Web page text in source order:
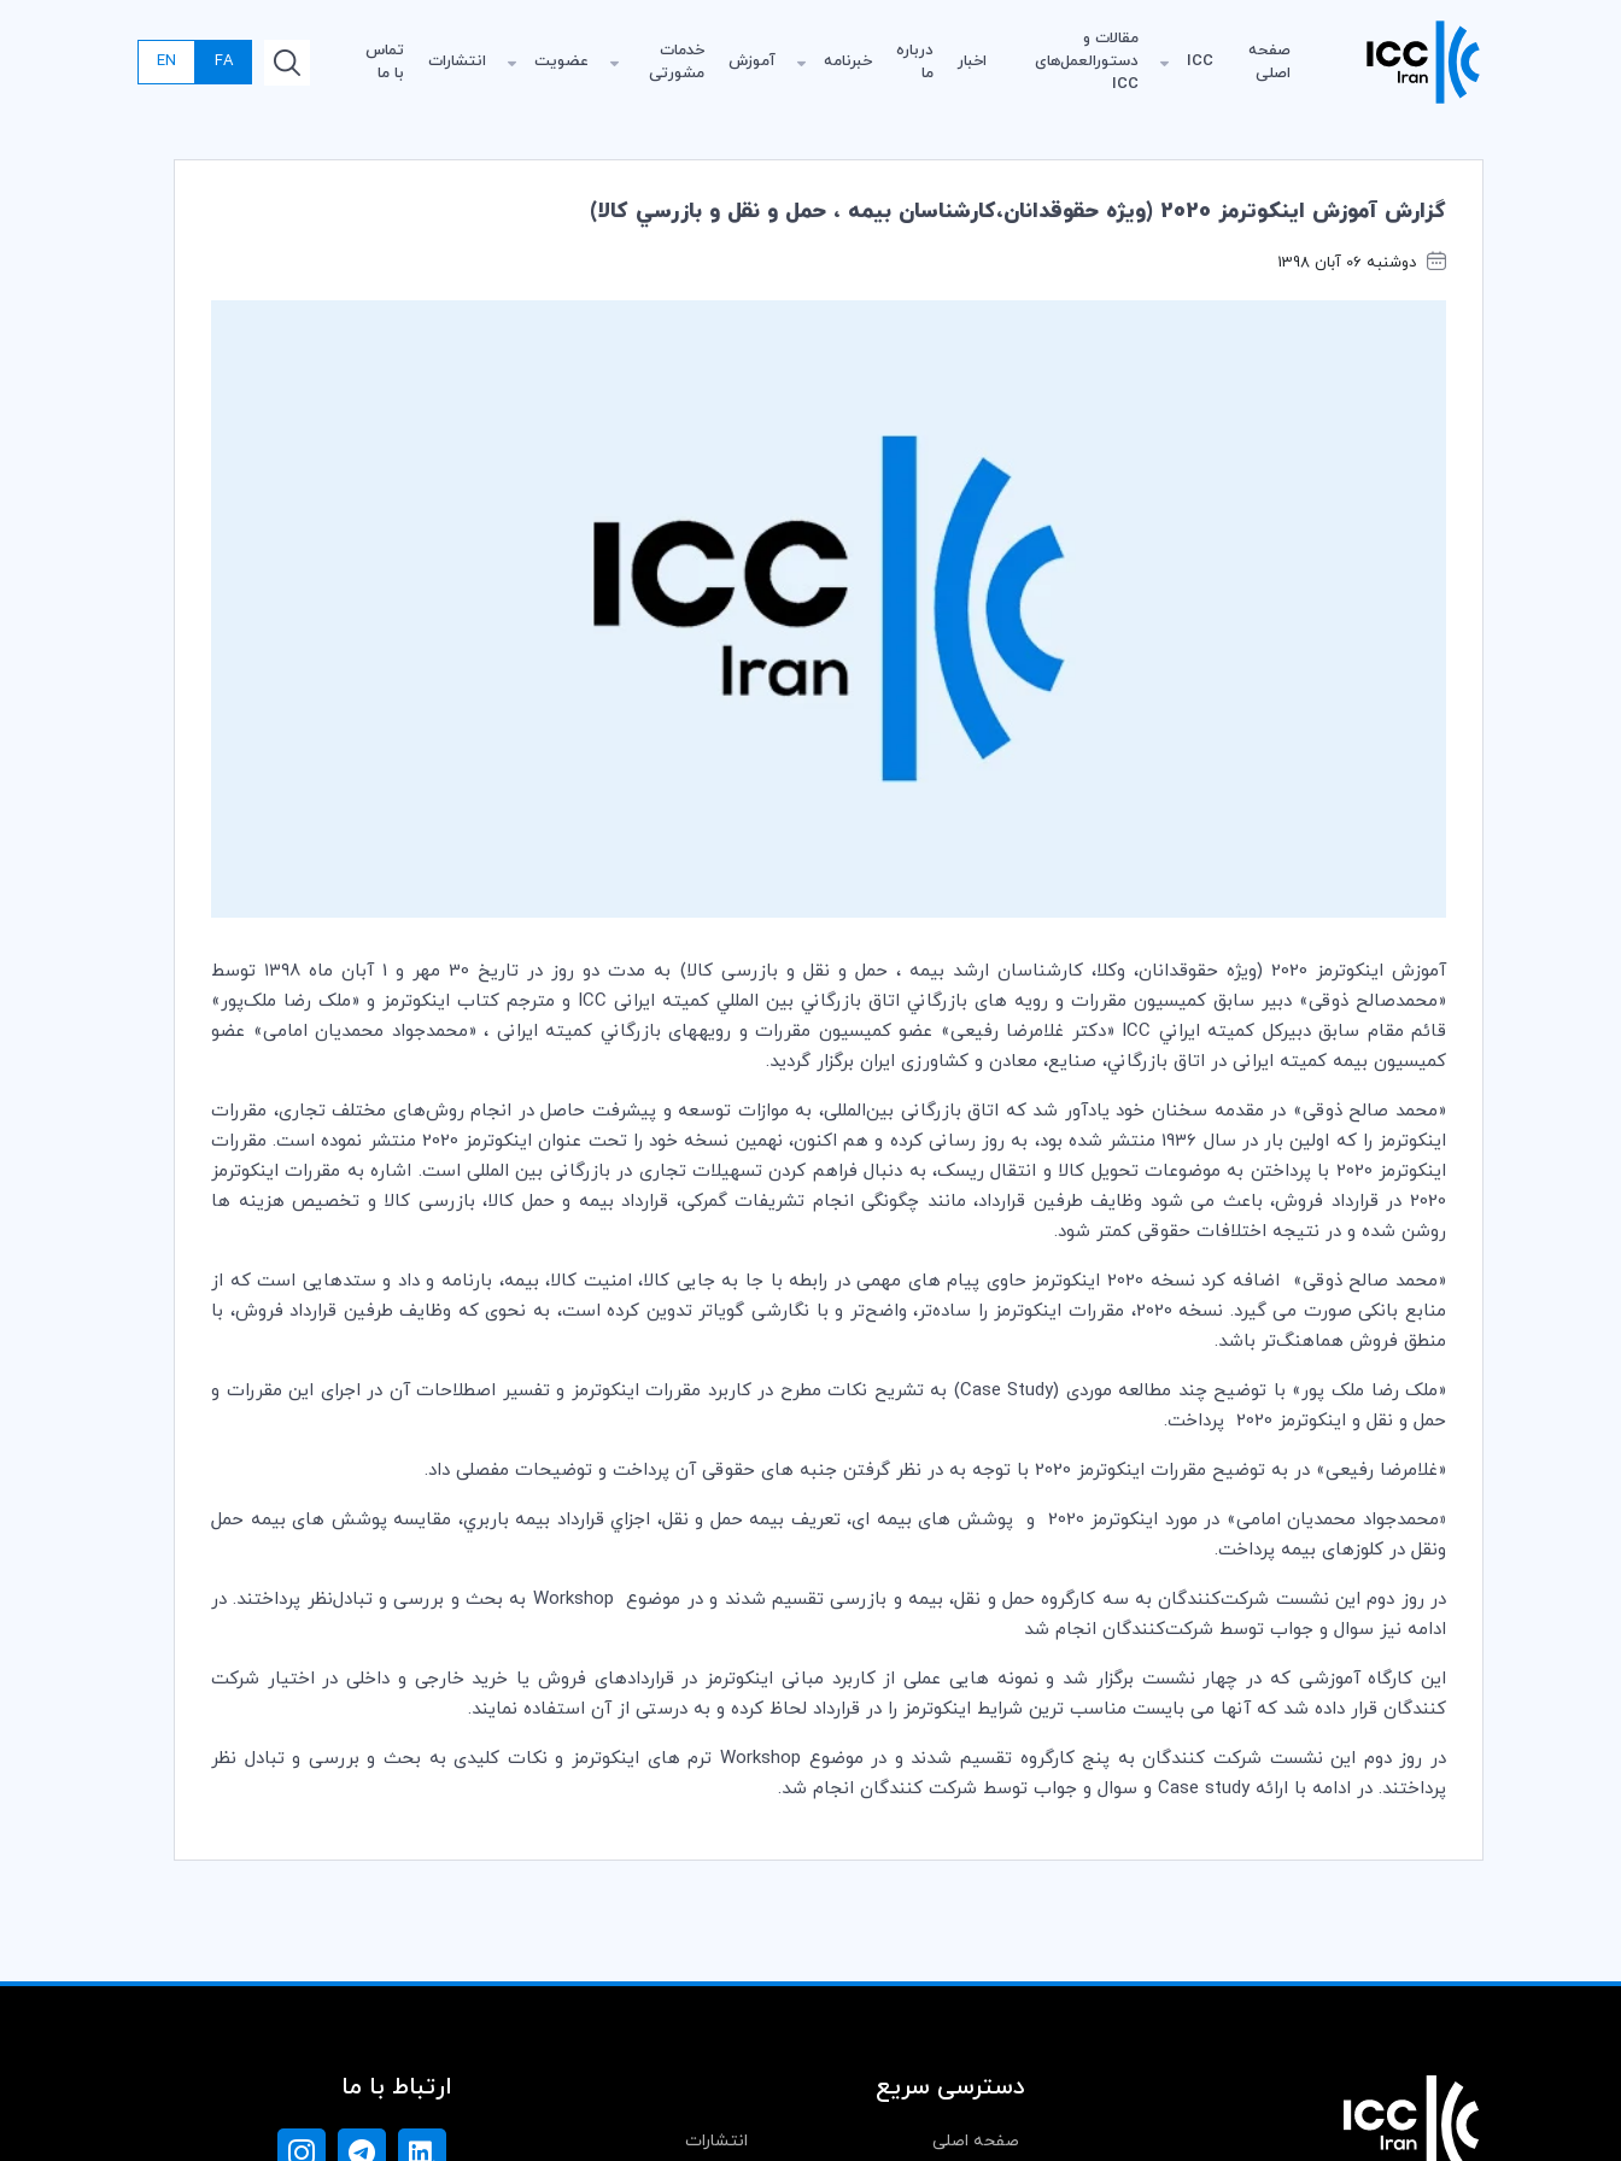
صفحه
اصلی
ICC
مقالات و
دستورالعمل‌های
ICC
اخبار
درباره
ما
خبرنامه آموزش
خدمات
مشورتی
عضویت انتشارات
تماس
با ما
FA
EN
گزارش آموزش اينكوترمز 2020 (ويژه حقوقدانان،كارشناسان بيمه ، حمل و نقل و بازرسي كالا)
دوشنبه 06 آبان 1398
آموزش اینکوترمز 2020 (ویژه حقوقدانان، وکلا، کارشناسان ارشد بیمه ، حمل و نقل و بازرسی کالا) به مدت دو روز در تاریخ 30 مهر و 1 آبان ماه ۱۳۹8 توسط
«محمدصالح ذوقی» دبیر سابق كميسيون مقررات و رویه های بازرگاني اتاق بازرگاني بين المللي کمیته ایرانی ICC و مترجم کتاب اینکوترمز و «ملک رضا ملک‌پور»
قائم مقام سابق دبیرکل کميته ايراني ICC «دکتر غلامرضا رفیعی» عضو كميسيون مقررات و رویه­های بازرگاني کمیته ایرانی ، «محمد­جواد محمدیان امامی» عضو
کمیسیون بیمه کمیته ایرانی در اتاق بازرگاني، صنايع، معادن و کشاورزی ايران برگزار گردید.
«محمد صالح ذوقی» در مقدمه سخنان خود یادآور شد که اتاق بازرگانی بین‌المللی، به موازات توسعه و پیشرفت حاصل در انجام روش‌های مختلف تجاری، مقررات
اینکوترمز را که اولین بار در سال 1936 منتشر شده بود، به روز رسانی کرده و هم اکنون، نهمین نسخه خود را تحت عنوان اینکوترمز 2020 منتشر نموده است. مقررات
اینکوترمز 2020 با پرداختن به موضوعات تحویل کالا و انتقال ریسک، به دنبال فراهم کردن تسهیلات تجاری در بازرگانی بین المللی است. اشاره به مقررات اینکوترمز
2020 در قرارداد فروش، باعث می شود وظایف طرفین قرارداد، مانند چگونگی انجام تشریفات گمرکی، قرارداد بیمه و حمل کالا، بازرسی کالا و تخصیص هزینه ها
روشن شده و در نتیجه اختلافات حقوقی کمتر شود.
«محمد صالح ذوقی» اضافه کرد نسخه 2020 اینکوترمز حاوی پیام های مهمی در رابطه با جا به جایی کالا، امنیت کالا، بیمه، بارنامه و داد و ستدهایی است که از
منابع بانکی صورت می گیرد. نسخه 2020، مقررات اینکوترمز را ساده‌تر، واضح‌تر و با نگارشی گویاتر تدوین کرده است، به نحوی که وظایف طرفین قرارداد فروش، با
منطق فروش هماهنگ‌تر باشد.
«ملک رضا ملک پور» با توضیح چند مطالعه موردی (Case Study) به تشریح نکات مطرح در کاربرد مقررات اینکوترمز و تفسیر اصطلاحات آن در اجرای این مقررات و
حمل و نقل و اينکوترمز 2020 پرداخت.
«غلامرضا رفیعی» در به توضیح مقررات اینکوترمز 2020 با توجه به در نظر گرفتن جنبه های حقوقی آن پرداخت و توضیحات مفصلی داد.
«
محمدجواد محمدیان امامی» در مورد اینکوترمز 2020 و پوشش های بیمه ای، تعريف بيمه حمل و نقل، اجزاي قرارداد بيمه باربري، مقایسه پوشش های بیمه حمل
ونقل در کلوزهای بیمه پرداخت.
در روز دوم این نشست شرکت‌کنندگان به سه کارگروه حمل و نقل، بیمه و بازرسی تقسیم شدند و در موضوع Workshop به بحث و بررسی و تبادل‌نظر پرداختند. در
ادامه نیز سوال و جواب توسط شرکت‌کنندگان انجام شد
این کارگاه آموزشی که در چهار نشست برگزار شد و نمونه هایی عملی از کاربرد مبانی اینکوترمز در قراردادهای فروش یا خرید خارجی و داخلی در اختیار شرکت
کنندگان قرار داده شد که آنها می بایست مناسب ترین شرایط اینکوترمز را در قرارداد لحاظ کرده و به درستی از آن استفاده نمایند.
در روز دوم این نشست شرکت کنندگان به پنج کارگروه تقسیم شدند و در موضوع Workshop ترم های اینکوترمز و نکات کلیدی به بحث و بررسی و تبادل نظر
پرداختند. در ادامه با ارائه Case study و سوال و جواب توسط شرکت کنندگان انجام شد.
دسترسی سریع
صفحه اصلی انتشارات
ارتباط با ما